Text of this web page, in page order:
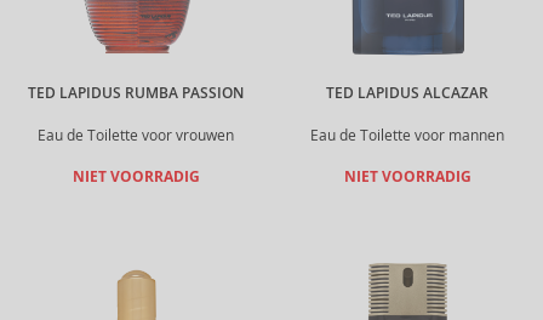
TED LAPIDUS RUMBA PASSION
Eau de Toilette voor vrouwen
NIET VOORRADIG
TED LAPIDUS ALCAZAR
Eau de Toilette voor mannen
NIET VOORRADIG